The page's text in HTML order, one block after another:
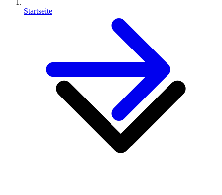
Startseite